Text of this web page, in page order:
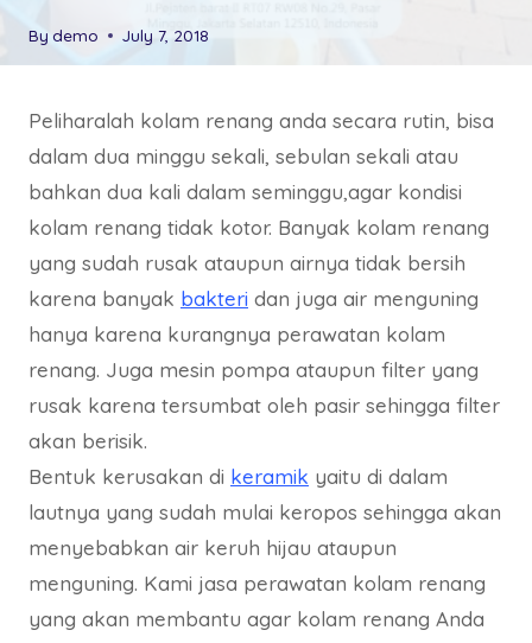
By demo July 7, 2018
Peliharalah kolam renang anda secara rutin, bisa
dalam dua minggu sekali, sebulan sekali atau
bahkan dua kali dalam seminggu,agar kondisi
kolam renang tidak kotor. Banyak kolam renang
yang sudah rusak ataupun airnya tidak bersih
karena banyak bakteri dan juga air menguning
hanya karena kurangnya perawatan kolam
renang. Juga mesin pompa ataupun filter yang
rusak karena tersumbat oleh pasir sehingga filter
akan berisik.
Bentuk kerusakan di keramik yaitu di dalam
lautnya yang sudah mulai keropos sehingga akan
menyebabkan air keruh hijau ataupun
menguning. Kami jasa perawatan kolam renang
yang akan membantu agar kolam renang Anda